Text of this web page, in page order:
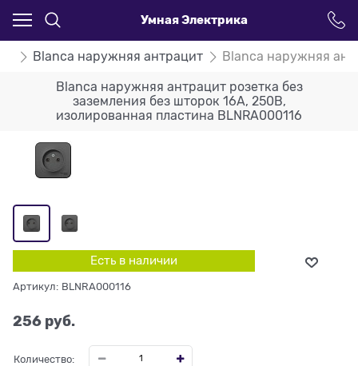
Умная Электрика
Blanca наружняя антрацит Blanca наружняя
Blanca наружняя антрацит розетка без
заземления без шторок 16А, 250В,
изолированная пластина BLNRA000116
Есть в наличии
Артикул: BLNRA000116
256 руб.
Количество: